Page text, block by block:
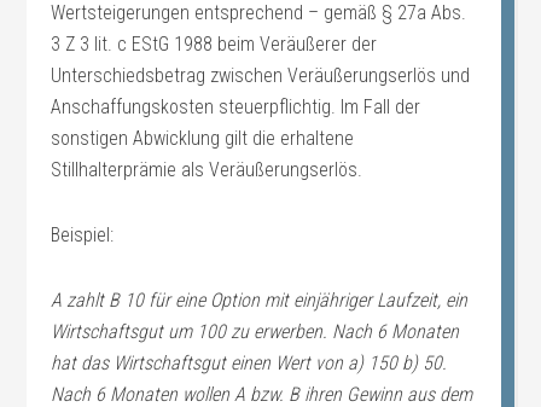
Wertsteigerungen entsprechend – gemäß § 27a Abs.
3 Z 3 lit. c EStG 1988 beim Veräußerer der
Unterschiedsbetrag zwischen Veräußerungserlös und
Anschaffungskosten steuerpflichtig. Im Fall der
sonstigen Abwicklung gilt die erhaltene
Stillhalterprämie als Veräußerungserlös.
Beispiel:
A zahlt B 10 für eine Option mit einjähriger Laufzeit, ein
Wirtschaftsgut um 100 zu erwerben. Nach 6 Monaten
hat das Wirtschaftsgut einen Wert von a) 150 b) 50.
Nach 6 Monaten wollen A bzw. B ihren Gewinn aus dem